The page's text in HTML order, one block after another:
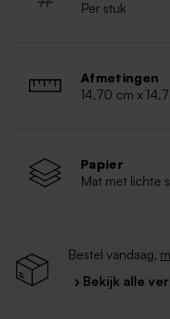
Per stuk
Afmetingen
14,70 cm x
Papier
Mat met lichte
Bestel vandaag,
› Bekijk alle